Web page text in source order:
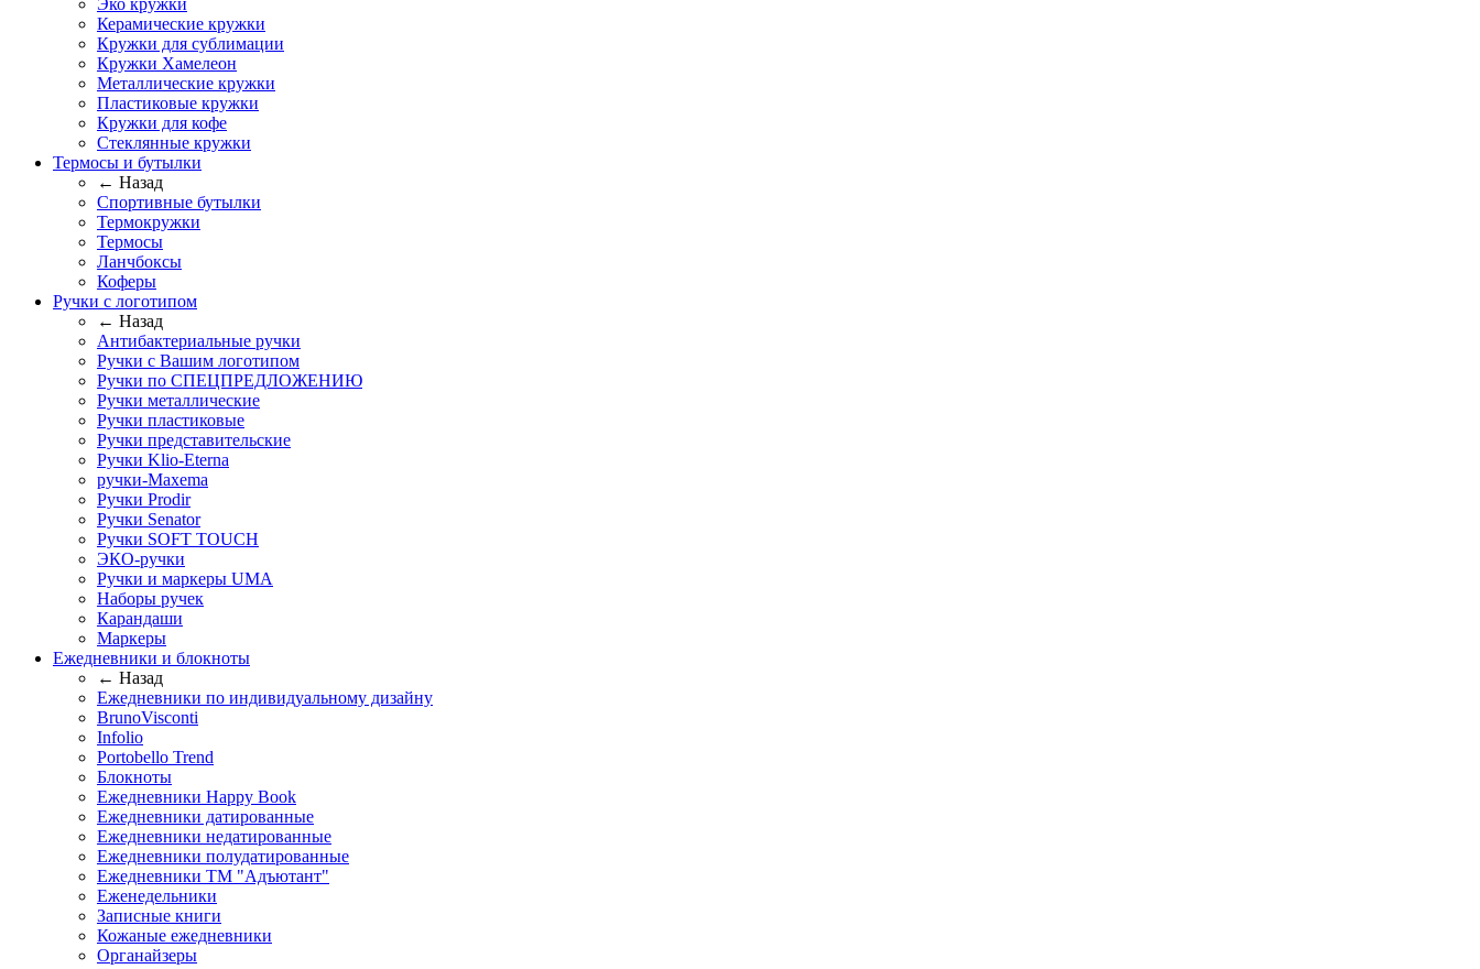
Керамические кружки
Кружки для сублимации
Кружки Хамелеон
Металлические кружки
Пластиковые кружки
Кружки для кофе
Стеклянные кружки
Термосы и бутылки
← Назад
Спортивные бутылки
Термокружки
Термосы
Ланчбоксы
Коферы
Ручки с логотипом
← Назад
Антибактериальные ручки
Ручки с Вашим логотипом
Ручки по СПЕЦПРЕДЛОЖЕНИЮ
Ручки металлические
Ручки пластиковые
Ручки представительские
Ручки Klio-Eterna
ручки-Maxema
Ручки Prodir
Ручки Senator
Ручки SOFT TOUCH
ЭКО-ручки
Ручки и маркеры UMA
Наборы ручек
Карандаши
Маркеры
Ежедневники и блокноты
← Назад
Ежедневники по индивидуальному дизайну
BrunoVisconti
Infolio
Portobello Trend
Блокноты
Ежедневники Happy Book
Ежедневники датированные
Ежедневники недатированные
Ежедневники полудатированные
Ежедневники ТМ "Адъютант"
Еженедельники
Записные книги
Кожаные ежедневники
Органайзеры